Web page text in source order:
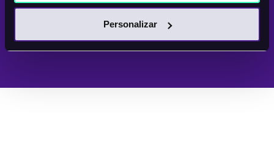
Personalizar
ACADEMIARTIFICIAL © 2025 — Copyright